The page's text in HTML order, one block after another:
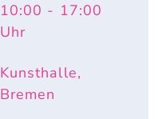
10:00 - 17:00
Uhr
Kunsthalle,
Bremen